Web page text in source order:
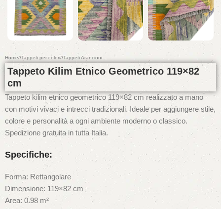
Home/ Tappeti per colori/ Tappeti Arancioni
Tappeto Kilim Etnico Geometrico 119×82
cm
Tappeto kilim etnico geometrico 119×82 cm realizzato a mano
con motivi vivaci e intrecci tradizionali. Ideale per aggiungere stile,
colore e personalità a ogni ambiente moderno o classico.
Spedizione gratuita in tutta Italia.
Specifiche:
Forma: Rettangolare
Dimensione: 119×82 cm
Area: 0.98 m²